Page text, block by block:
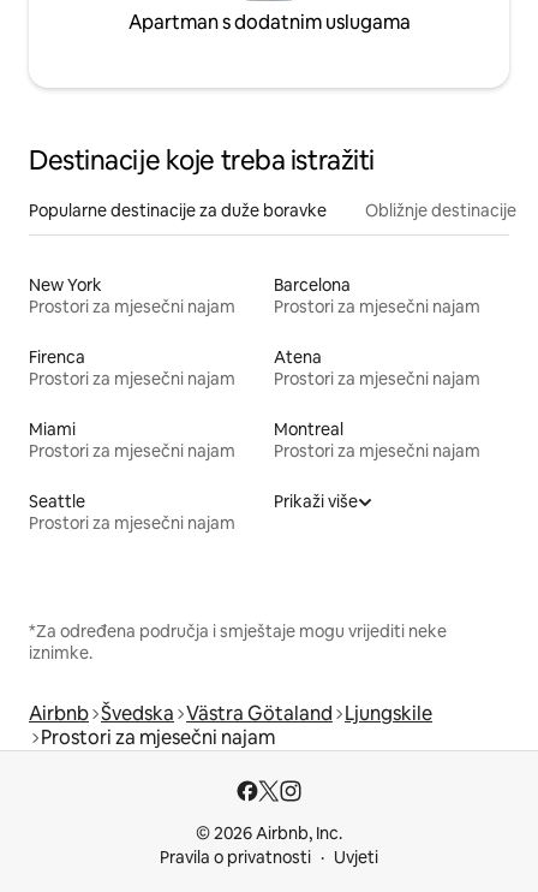
Apartman s dodatnim uslugama
Destinacije koje treba istražiti
Popularne destinacije za duže boravke Obližnje destinacije
New York
Prostori za mjesečni najam
Barcelona
Prostori za mjesečni najam
Firenca
Prostori za mjesečni najam
Atena
Prostori za mjesečni najam
Miami
Prostori za mjesečni najam
Montreal
Prostori za mjesečni najam
Seattle
Prostori za mjesečni najam
Prikaži više
*Za određena područja i smještaje mogu vrijediti neke
iznimke.
Airbnb Švedska Västra Götaland Ljungskile
Prostori za mjesečni najam
© 2026 Airbnb, Inc.
Pravila o privatnosti
Uvjeti